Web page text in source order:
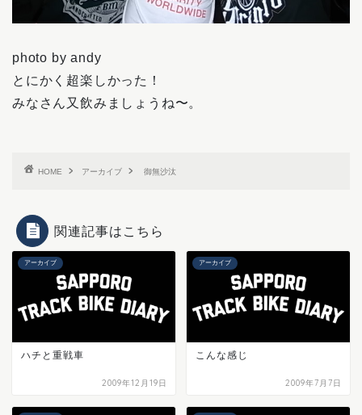
photo by andy
とにかく超楽しかった！
みなさん又飲みましょうね〜。
HOME アーカイブ 御無沙汰
関連記事はこちら
アーカイブ
ハチと重戦車
2009年12月19日
アーカイブ
こんな感じ
2009年7月7日